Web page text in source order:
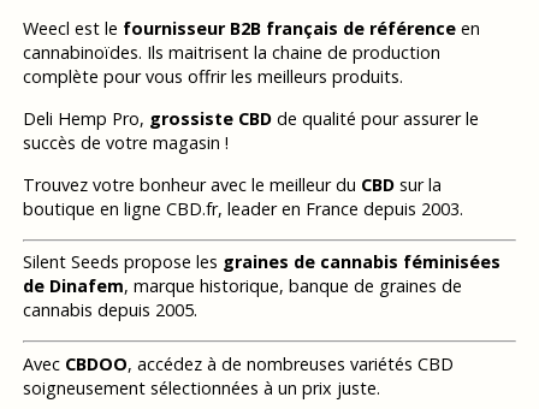
Weecl est le fournisseur B2B français de référenceen
cannabinoïdes. Ils maitrisent la chaine de production
complète pour vous offrir les meilleurs produits.
Deli Hemp Pro, grossiste CBDde qualité pour assurer le
succès de votre magasin !
Trouvez votre bonheur avec le meilleur du CBDsur la
boutique en ligne CBD.fr, leader en France depuis 2003.
Silent Seeds propose les graines de cannabis féminisées
de Dinafem, marque historique, banque de graines de
cannabis depuis 2005.
Avec CBDOO, accédez à de nombreuses variétés CBD
soigneusement sélectionnées à un prix juste.